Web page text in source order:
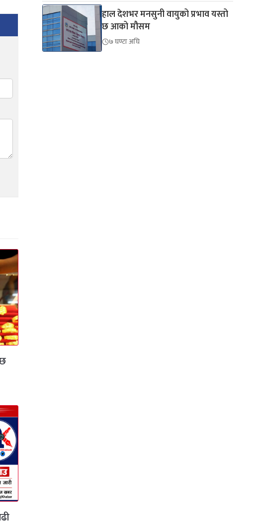
हाल देशभर मनसुनी वायुको प्रभाव यस्तो
छ आको मौसम
७ घण्टा अघि